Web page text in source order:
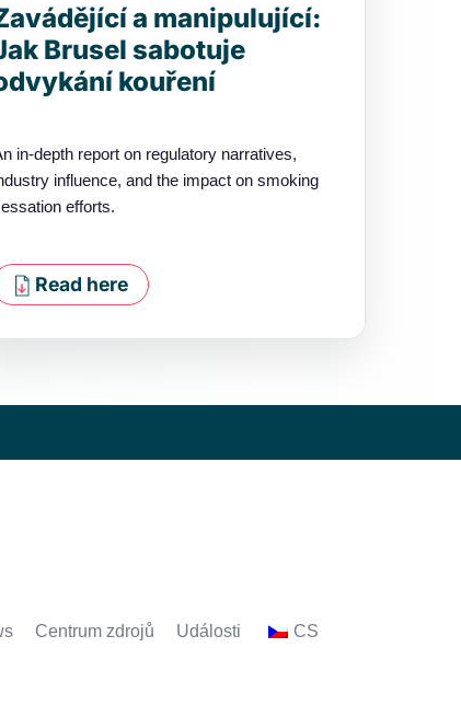
a manipulující:
Brusel sabotuje
kouření
in-depth report on regulatory narratives,
influence, and the impact on smoking
efforts.
Read here
Centrum zdrojů Události CS